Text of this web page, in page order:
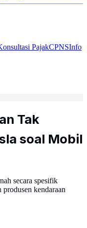
PajakCPNSInfo
Tak
soal Mobil
secara spesifik
kendaraan